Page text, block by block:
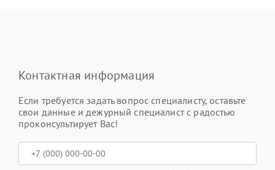
Контактная информация
Если требуется задать вопрос специалисту, оставьте
свои данные и дежурный специалист с радостью
проконсультирует Вас!